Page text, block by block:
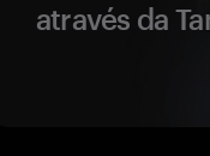
através da